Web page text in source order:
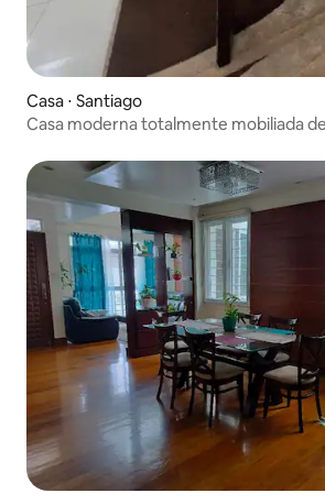
Casa ⋅ Santiago
Casa moderna totalmente mobiliada